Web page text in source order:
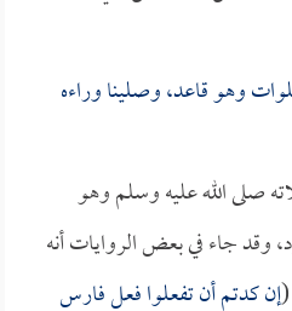
وهو قاعد، وصلينا وراءه
صلى الله عليه وسلم وهو
وقد جاء في بعض الروايات أنه
(إن كدتم أن تفعلوا فعل فارس